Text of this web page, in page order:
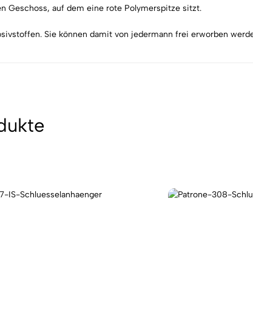
Geschoss, auf dem eine rote Polymerspitze sitzt.
Sie können damit von jedermann frei erworben